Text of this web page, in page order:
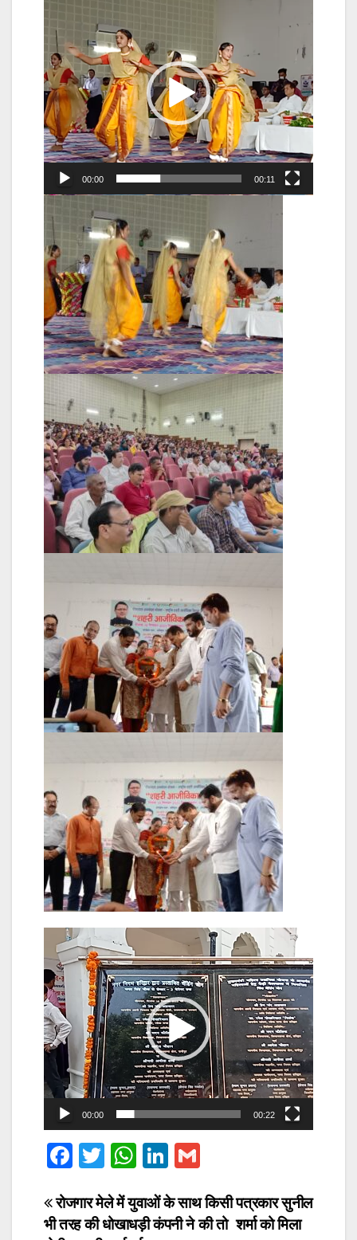
00:00 00:11
Video
Player
00:00 00:22
F
c
e
T
tt
er
W
at
s
Li
k
e
ail
Post
पत्रकार सुनील
शर्मा को मिला
रोजगार मेले में युवाओं के साथ किसी
भी तरह की धोखाधड़ी कंपनी ने की तो